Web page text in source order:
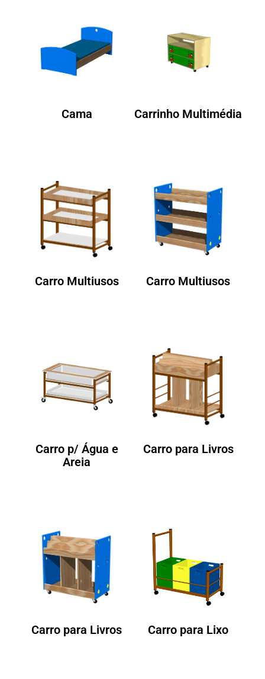
Cama Carrinho Multimédia
Carro Multiusos Carro Multiusos
Carro p/ Água e
Areia
Carro para Livros
Carro para Livros Carro para Lixo